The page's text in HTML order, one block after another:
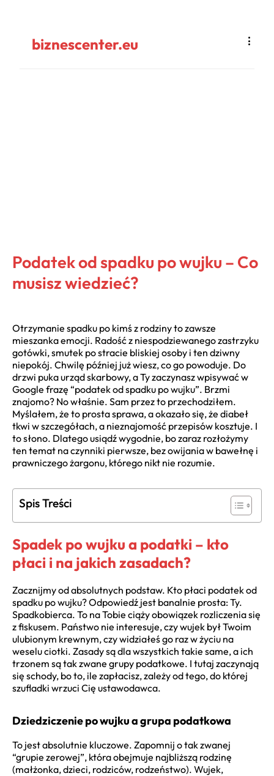
biznescenter.eu
Podatek od spadku po wujku – Co
musisz wiedzieć?
Otrzymanie spadku po kimś z rodziny to zawsze
mieszanka emocji. Radość z niespodziewanego zastrzyku
gotówki, smutek po stracie bliskiej osoby i ten dziwny
niepokój. Chwilę później już wiesz, co go powoduje. Do
drzwi puka urząd skarbowy, a Ty zaczynasz wpisywać w
Google frazę “podatek od spadku po wujku”. Brzmi
znajomo? No właśnie. Sam przez to przechodziłem.
Myślałem, że to prosta sprawa, a okazało się, że diabeł
tkwi w szczegółach, a nieznajomość przepisów kosztuje. I
to słono. Dlatego usiądź wygodnie, bo zaraz rozłożymy
ten temat na czynniki pierwsze, bez owijania w bawełnę i
prawniczego żargonu, którego nikt nie rozumie.
Spis Treści
Spadek po wujku a podatki – kto
płaci i na jakich zasadach?
Zacznijmy od absolutnych podstaw. Kto płaci podatek od
spadku po wujku? Odpowiedź jest banalnie prosta: Ty.
Spadkobierca. To na Tobie ciąży obowiązek rozliczenia się
z fiskusem. Państwo nie interesuje, czy wujek był Twoim
ulubionym krewnym, czy widziałeś go raz w życiu na
weselu ciotki. Zasady są dla wszystkich takie same, a ich
trzonem są tak zwane grupy podatkowe. I tutaj zaczynają
się schody, bo to, ile zapłacisz, zależy od tego, do której
szufladki wrzuci Cię ustawodawca.
Dziedziczenie po wujku a grupa podatkowa
To jest absolutnie kluczowe. Zapomnij o tak zwanej
“grupie zerowej”, która obejmuje najbliższą rodzinę
(małżonka, dzieci, rodziców, rodzeństwo). Wujek,